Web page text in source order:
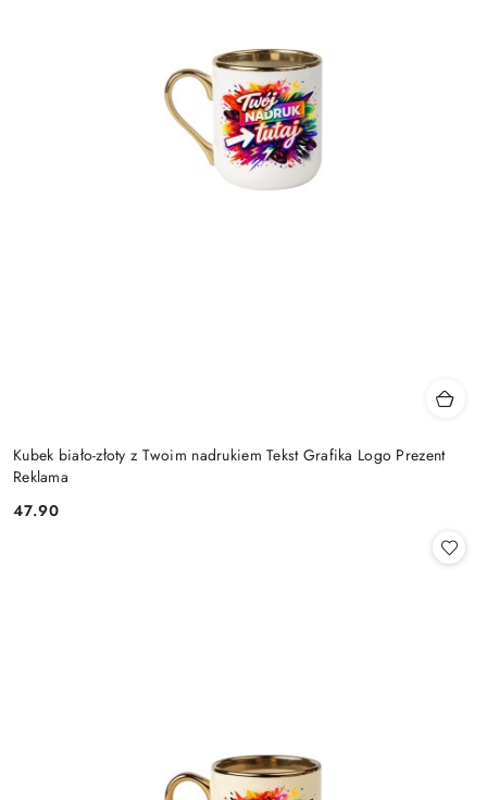
Kubek biało-złoty z Twoim nadrukiem Tekst Grafika Logo Prezent
Reklama
Cena:
47.90